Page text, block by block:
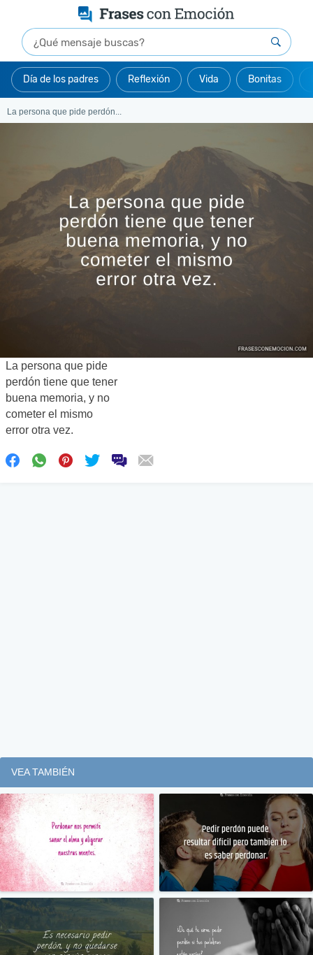
Día de los padres Reflexión Vida Bonitas
La persona que pide perdón...
La persona que pide
perdón tiene que tener
buena memoria, y no
cometer el mismo
error otra vez.
VEA TAMBIÉN